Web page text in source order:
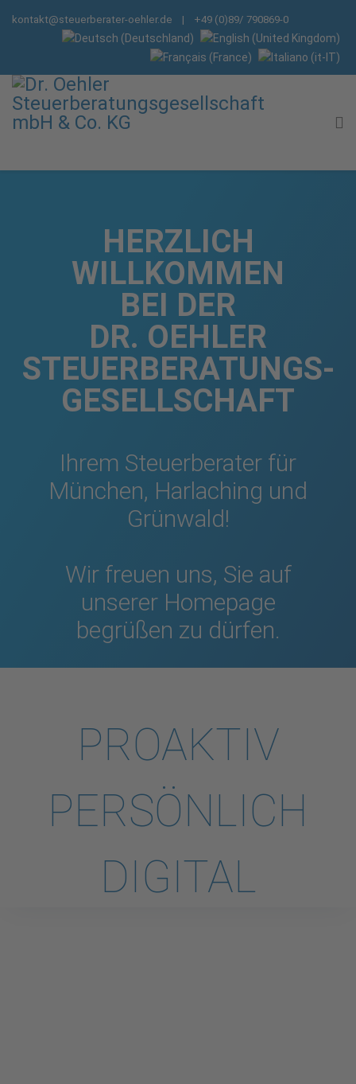
kontakt@steuerberater-oehler.de | +49 (0)89/ 790869-0
HERZLICH
WILLKOMMEN
BEI DER
DR. OEHLER
STEUERBERATUNGS­
GESELLSCHAFT
Ihrem Steuerberater für
München, Harlaching und
Grünwald!
Wir freuen uns, Sie auf
unserer Homepage
begrüßen zu dürfen.
PROAKTIV
PERSÖNLICH
DIGITAL